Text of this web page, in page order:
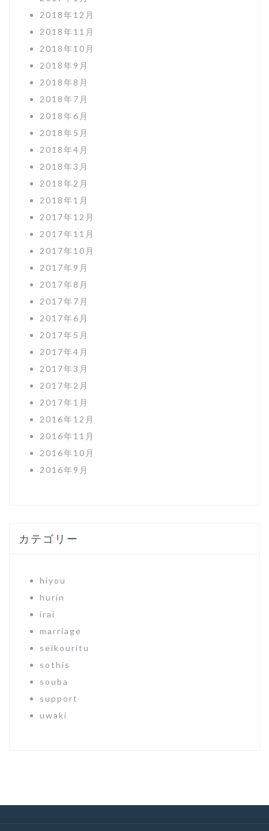
2018年12月
2018年11月
2018年10月
2018年9月
2018年8月
2018年7月
2018年6月
2018年5月
2018年4月
2018年3月
2018年2月
2018年1月
2017年12月
2017年11月
2017年10月
2017年9月
2017年8月
2017年7月
2017年6月
2017年5月
2017年4月
2017年3月
2017年2月
2017年1月
2016年12月
2016年11月
2016年10月
2016年9月
カテゴリー
hiyou
hurin
irai
marriage
seikouritu
sothis
souba
support
uwaki